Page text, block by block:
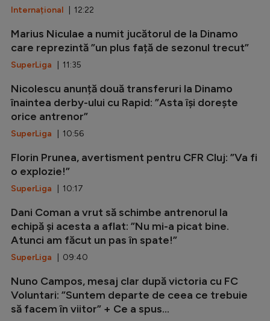
Internațional | 12:22
Marius Niculae a numit jucătorul de la Dinamo
care reprezintă ”un plus față de sezonul trecut”
SuperLiga | 11:35
Nicolescu anunță două transferuri la Dinamo
înaintea derby-ului cu Rapid: ”Asta își dorește
orice antrenor”
SuperLiga | 10:56
Florin Prunea, avertisment pentru CFR Cluj: ”Va fi
o explozie!”
SuperLiga | 10:17
Dani Coman a vrut să schimbe antrenorul la
echipă și acesta a aflat: ”Nu mi-a picat bine.
Atunci am făcut un pas în spate!”
SuperLiga | 09:40
Nuno Campos, mesaj clar după victoria cu FC
Voluntari: ”Suntem departe de ceea ce trebuie
să facem în viitor” + Ce a spus...